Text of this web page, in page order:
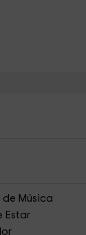
de Música
Estar